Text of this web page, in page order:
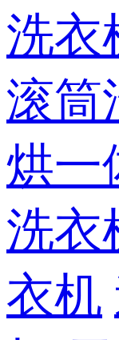
洗衣
滚筒
烘一
洗衣
衣机